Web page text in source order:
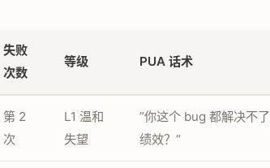
失败
次数
等级 PUA 话术
第 2
次
L1 温和
失望
”你这个 bug 都解决不
绩效？“